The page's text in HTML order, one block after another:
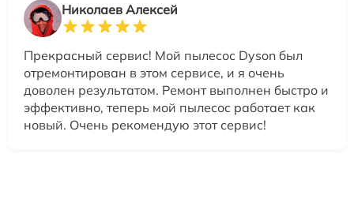
Николаев Алексей
Прекрасный сервис! Мой пылесос Dyson был
отремонтирован в этом сервисе, и я очень
доволен результатом. Ремонт выполнен быстро и
эффективно, теперь мой пылесос работает как
новый. Очень рекомендую этот сервис!